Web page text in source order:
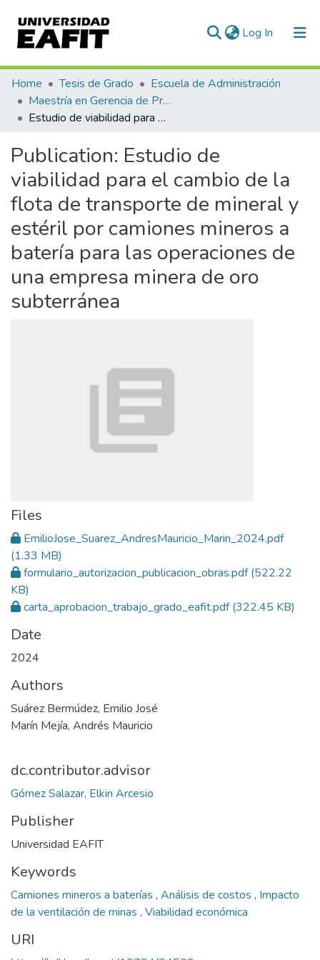
Log In (current)
Communities & Collections
All of DSpace
Home Tesis de Grado
Escuela de Administración
Maestría en Gerencia de Proyectos (Tesis)
Estudio de viabilidad para el cambio de la flota de transporte de mineral y estéril por camiones mineros a batería para las operaciones de una empresa minera de oro subterránea
Publication: Estudio de
viabilidad para el cambio de la
flota de transporte de mineral y
estéril por camiones mineros a
batería para las operaciones de
una empresa minera de oro
subterránea
Files
EmilioJose_Suarez_AndresMauricio_Marin_2024.pdf
(1.33 MB)
formulario_autorizacion_publicacion_obras.pdf(522.22
KB)
carta_aprobacion_trabajo_grado_eafit.pdf(322.45 KB)
Date
2024
Authors
Suárez Bermúdez, Emilio José
Marín Mejía, Andrés Mauricio
dc.contributor.advisor
Gómez Salazar, Elkin Arcesio
Publisher
Universidad EAFIT
Keywords
Camiones mineros a baterías , Análisis de costos , Impacto
de la ventilación de minas , Viabilidad económica
URI